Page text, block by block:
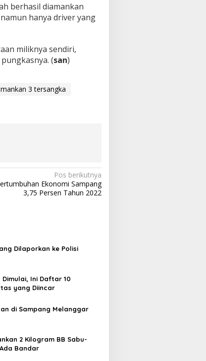
berhasil diamankan
hanya driver yang
miliknya sendiri,
(san)
3 tersangka
Pos berikutnya
Ekonomi Sampang
3,75 Persen Tahun 2022
Dilaporkan ke Polisi
Dimulai, Ini Daftar 10
yang Diincar
di Sampang Melanggar
2 Kilogram BB Sabu-
Bandar